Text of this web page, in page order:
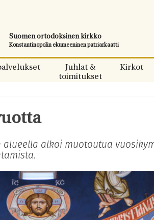
Suomen ortodoksinen kirkko
Konstantinopolin ekumeeninen patriarkaatti
Juhlat &
toimitukset
Kirkot
alkoi muotoutua